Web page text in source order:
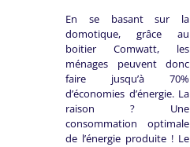
En se basant sur la
domotique, grâce au
boitier Comwatt, les
ménages peuvent donc
faire jusqu’à 70%
d’économies d’énergie. La
raison ? Une
consommation optimale
de l’énergie produite ! Le